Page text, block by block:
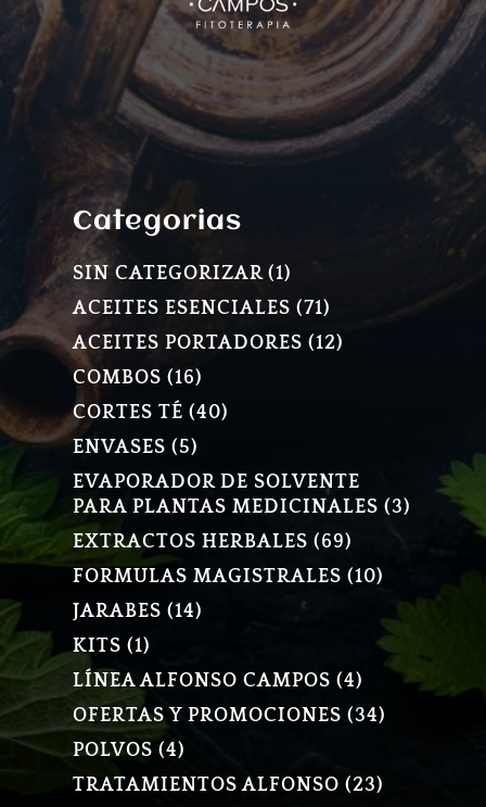
Categorias
SIN CATEGORIZAR 11
PRODUCTO
ACEITES ESENCIALES 7171
PRODUCTOS
ACEITES PORTADORES 1212
COMBOS 1616
PRODUCTOS
CORTES TÉ 4040
ENVASES 55
PRODUCTOS
EVAPORADOR DE SOLVENTE
PARA PLANTAS MEDICINALES
33
EXTRACTOS HERBALES 6969
PRODUCTOS
FORMULAS MAGISTRALES 1010
JARABES 1414
KITS 11
PRODUCTO
LÍNEA ALFONSO CAMPOS 44
PRODUCTOS
OFERTAS Y PROMOCIONES 3434
POLVOS 44
PRODUCTOS
TRATAMIENTOS ALFONSO 2323